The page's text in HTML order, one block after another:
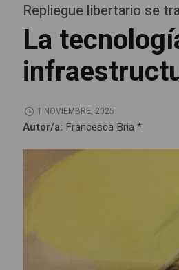
Repliegue libertario se
La
1 NOVIEMBRE, 2025
Autor/a: Francesca Bria *